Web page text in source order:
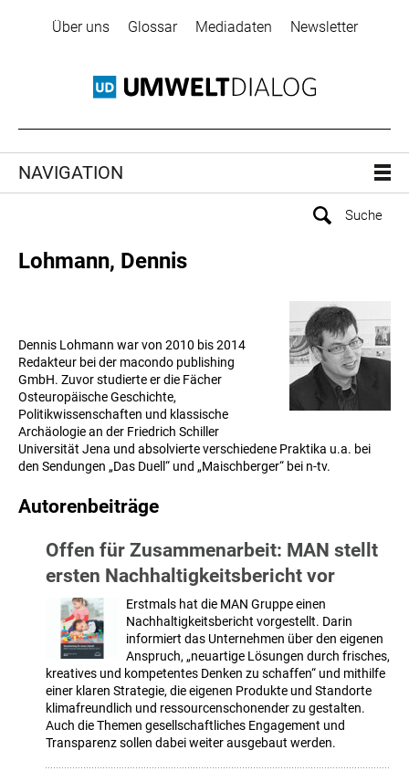
Über uns Glossar Mediadaten Newsletter
NAVIGATION
Lohmann, Dennis
Dennis Lohmann war von 2010 bis 2014
Redakteur bei der macondo publishing
GmbH. Zuvor studierte er die Fächer
Osteuropäische Geschichte,
Politikwissenschaften und klassische
Archäologie an der Friedrich Schiller
Universität Jena und absolvierte verschiedene Praktika u.a. bei
den Sendungen „Das Duell“ und „Maischberger“ bei n-tv.
Autorenbeiträge
Offen für Zusammenarbeit: MAN stellt
ersten Nachhaltigkeitsbericht vor
Erstmals hat die MAN Gruppe einen
Nachhaltigkeitsbericht vorgestellt. Darin
informiert das Unternehmen über den eigenen
Anspruch, „neuartige Lösungen durch frisches,
kreatives und kompetentes Denken zu schaffen“ und mithilfe
einer klaren Strategie, die eigenen Produkte und Standorte
klimafreundlich und ressourcenschonender zu gestalten.
Auch die Themen gesellschaftliches Engagement und
Transparenz sollen dabei weiter ausgebaut werden.